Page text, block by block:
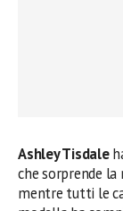
Ashley Tisdale
che sorprende la
mentre tutti le